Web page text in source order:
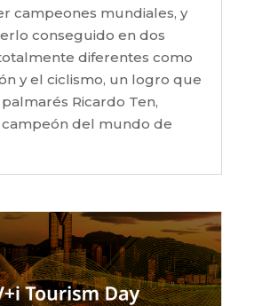
campeones mundiales, y
conseguido en dos
diferentes como
y el ciclismo, un logro que
Ricardo Ten,
campeón del mundo de